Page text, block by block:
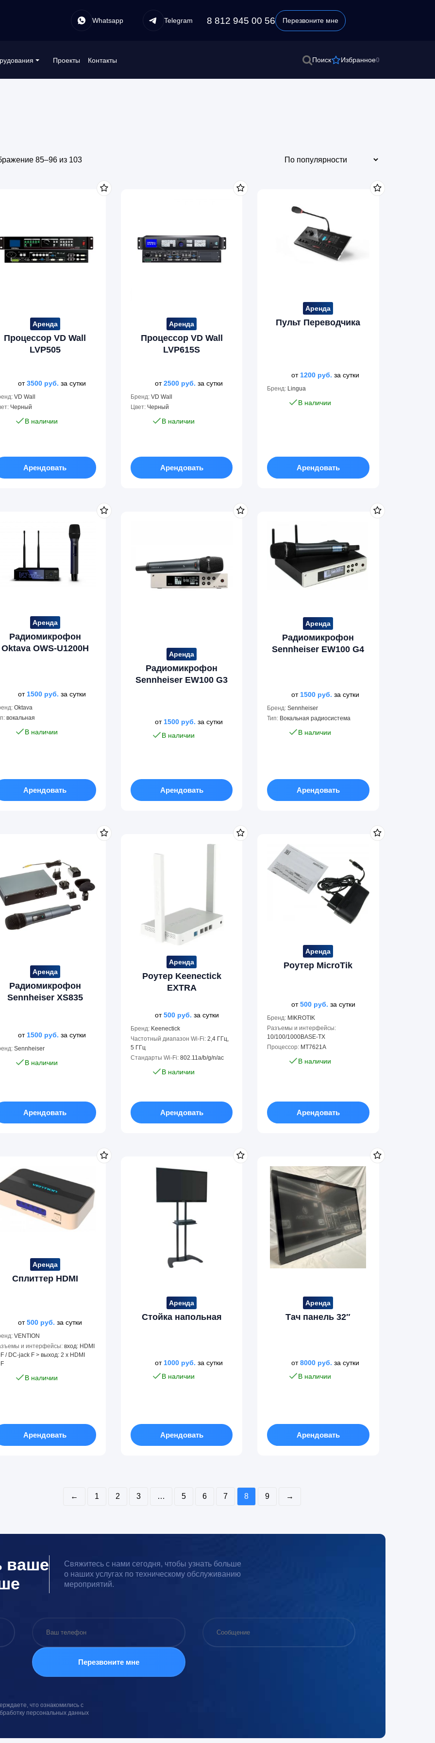
Whatsapp Telegram 8 812 945 00 56 Перезвоните мне
Проекты Контакты Поиск Избранное0
85–96 из 103
Аренда
Процессор VD Wall
LVP505
от3500 руб. за сутки
VD Wall
Черный
В наличии
Арендовать
Аренда
Процессор VD Wall
LVP615S
от2500 руб. за сутки
Бренд: VD Wall
Цвет: Черный
В наличии
Арендовать
Аренда
Пульт Переводчика
от 1200 руб. за сутки
Бренд: Lingua
В наличии
Арендовать
Аренда
Радиомикрофон
Oktava OWS-U1200H
от 1500 руб. за сутки
Oktava
вокальная
В наличии
Арендовать
Аренда
Радиомикрофон
Sennheiser EW100 G3
от 1500 руб. за сутки
В наличии
Арендовать
Аренда
Радиомикрофон
Sennheiser EW100 G4
от 1500 руб. за сутки
Бренд: Sennheiser
Тип: Вокальная радиосистема
В наличии
Арендовать
Аренда
Радиомикрофон
Sennheiser XS835
от 1500 руб. за сутки
Sennheiser
В наличии
Арендовать
Аренда
Роутер Keenectick
EXTRA
от500 руб. за сутки
Бренд: Keenectick
Частотный диапазон Wi-Fi: 2,4 ГГц,
5 ГГц
Стандарты Wi-Fi: 802.11a/b/g/n/ac
В наличии
Арендовать
Аренда
Роутер MicroTik
от500 руб. за сутки
Бренд: MIKROTIK
Разъемы и интерфейсы:
10/100/1000BASE-TX
Процессор: MT7621A
В наличии
Арендовать
Аренда
Сплиттер HDMI
от500 руб. за сутки
VENTION
и интерфейсы: вход: HDMI
/ DC-jack F > выход: 2 x HDMI
В наличии
Арендовать
Аренда
Стойка напольная
от 1000 руб. за сутки
В наличии
Арендовать
Аренда
Тач панель 32″
от8000 руб. за сутки
В наличии
Арендовать
← 1 2 3 … 5 6 7 8 9 →
ваше
Свяжитесь с нами сегодня, чтобы узнать больше
о наших услугах по техническому обслуживанию
мероприятий.
что ознакомились с
персональных данных